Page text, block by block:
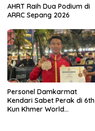
AHRT Raih Dua Podium di
ARRC Sepang 2026
Personel Damkarmat
Kendari Sabet Perak di 6th
Kun Khmer World